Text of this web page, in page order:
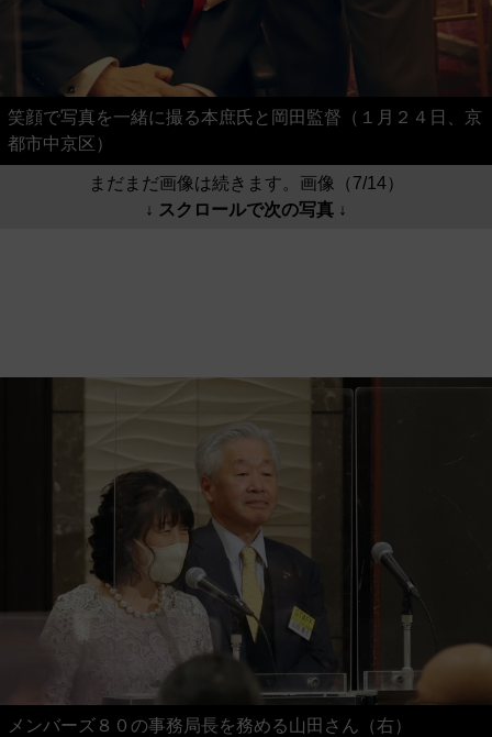
笑顔で写真を一緒に撮る本庶氏と岡田監督（１月２４日、京
都市中京区）
まだまだ画像は続きます。画像（7/14）
↓ スクロールで次の写真 ↓
メンバーズ８０の事務局長を務める山田さん（右）